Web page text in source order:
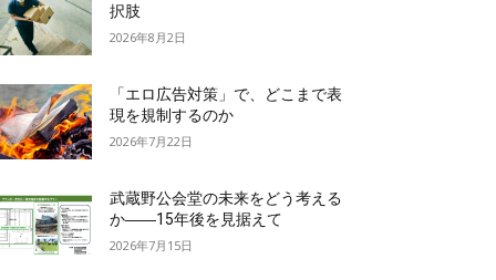
択肢
2026年8月2日
「エロ広告対策」で、どこまで表
現を規制するのか
2026年7月22日
武蔵野公会堂の未来をどう考える
か――15年後を見据えて
2026年7月15日